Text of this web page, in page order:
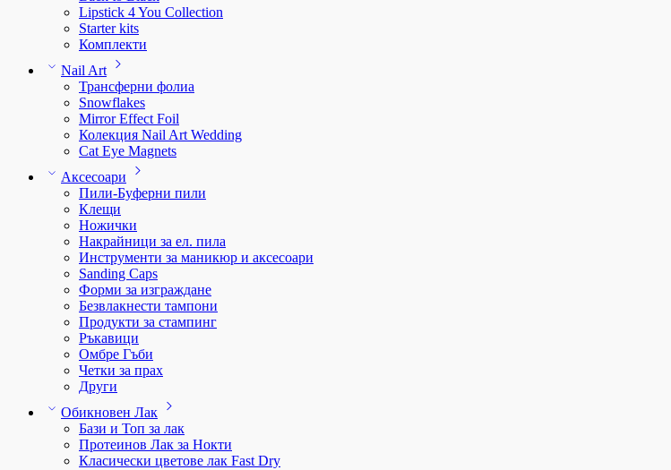
Lipstick 4 You Collection
Starter kits
Комплекти
Nail Art
Трансферни фолиа
Snowflakes
Mirror Effect Foil
Колекция Nail Art Wedding
Cat Eye Magnets
Аксесоари
Пили-Буферни пили
Клещи
Ножички
Накрайници за ел. пила
Инструменти за маникюр и аксесоари
Sanding Caps
Форми за изграждане
Безвлакнести тампони
Продукти за стампинг
Ръкавици
Омбре Гъби
Четки за прах
Други
Обикновен Лак
Бази и Топ за лак
Протеинов Лак за Нокти
Класически цветове лак Fast Dry